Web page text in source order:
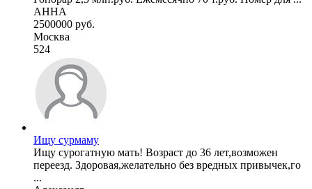
АННА
2500000 руб.
Москва
524
Ищу сурмаму
Ищу сурогатную мать! Возраст до 36 лет,возможен
переезд. Здоровая,желательно без вредных привычек,го
...